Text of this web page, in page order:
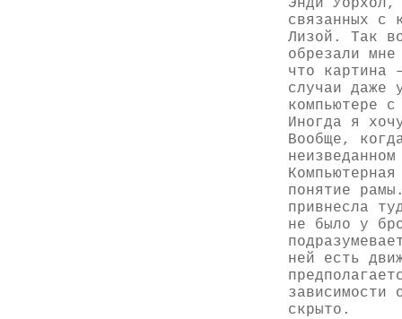
связанных с
Лизой. Так
обрезали
что картина
случаи даже
компьютере
Иногда я
Вообще,
понятие
привнесла
не было у
ней есть
зависимости
скрыто.